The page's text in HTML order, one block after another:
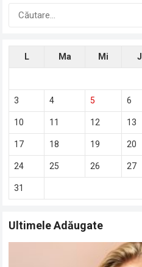
Caută
după:
L Ma Mi J
3 4 5 6
10 11 12 13
17 18 19 20
24 25 26 27
31
Ultimele Adăugate